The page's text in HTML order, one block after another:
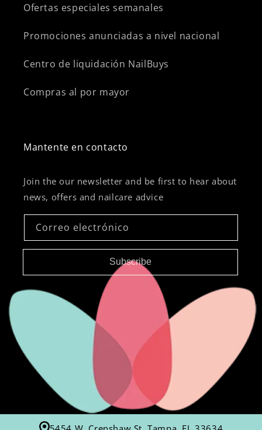
Ofertas especiales semanales
Promociones anunciadas a nivel nacional
Centro de liquidación NailBuys
Compras al por mayor
Mantente en contacto
Join the our newsletter and be first to hear about
news, offers and nailcare advice
Correo electrónico
Subscribe